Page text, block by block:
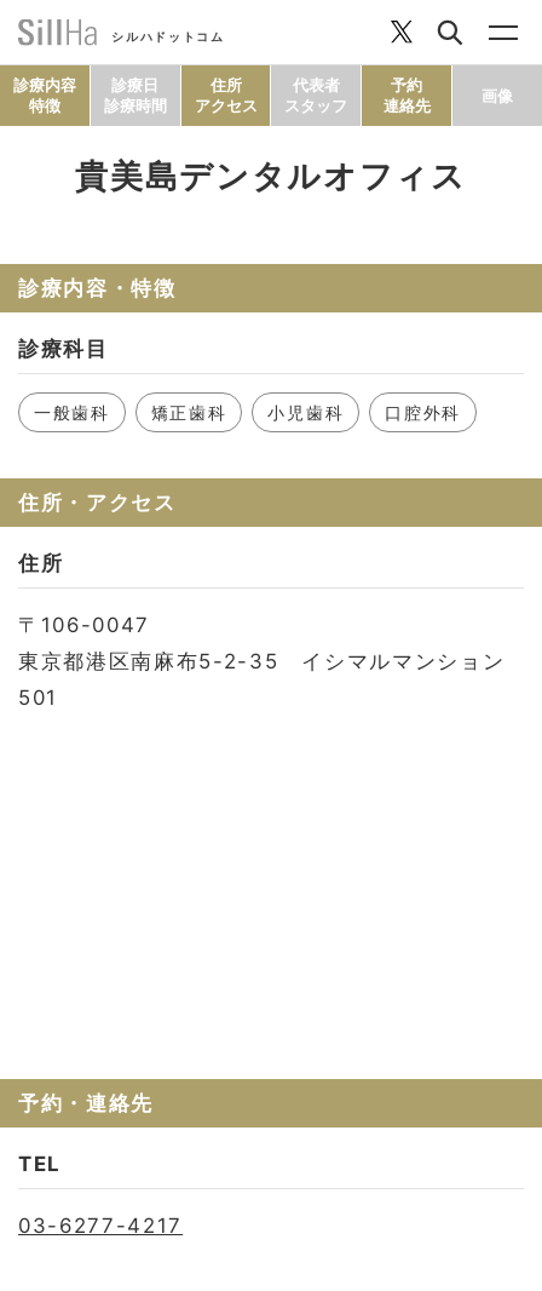
シルハドットコム
セルフチェック
診療内容
特徴
診療日
診療時間
住所
アクセス
代表者
スタッフ
予約
連絡先
画像
貴美島デンタルオフィス
診療内容・特徴
診療科目
一般歯科 矯正歯科 小児歯科 口腔外科
住所・アクセス
住所
〒106-0047
東京都港区南麻布5-2-35 イシマルマンション
501
予約・連絡先
TEL
03-6277-4217